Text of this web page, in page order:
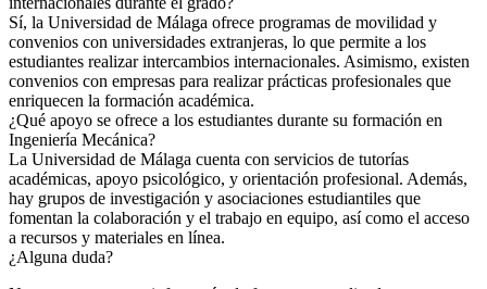
Sí, la Universidad de Málaga ofrece programas de movilidad y
convenios con universidades extranjeras, lo que permite a los
estudiantes realizar intercambios internacionales. Asimismo, existen
convenios con empresas para realizar prácticas profesionales que
enriquecen la formación académica.
¿Qué apoyo se ofrece a los estudiantes durante su formación en
Ingeniería Mecánica?
La Universidad de Málaga cuenta con servicios de tutorías
académicas, apoyo psicológico, y orientación profesional. Además,
hay grupos de investigación y asociaciones estudiantiles que
fomentan la colaboración y el trabajo en equipo, así como el acceso
a recursos y materiales en línea.
¿Alguna duda?